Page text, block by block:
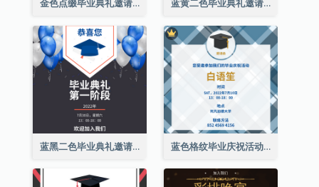
金色点缀毕业典礼邀请函 蓝黄二色毕业典礼邀请函
蓝黑二色毕业典礼邀请函 蓝色格纹毕业庆祝活动邀请函